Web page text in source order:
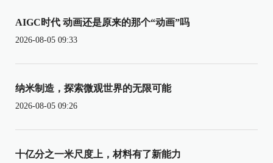
AIGC时代 动画还是原来的那个“动画”吗
2026-08-05 09:33
纳米制造，探索微观世界的无限可能
2026-08-05 09:26
十亿分之一米尺度上，材料有了新能力